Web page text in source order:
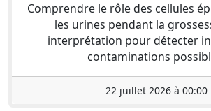
Comprendre le rôle des cellules
les urines pendant la
interprétation pour détecter
contaminations
22 juillet 2026 à 00:00